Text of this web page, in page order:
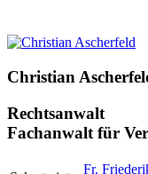
Christian
Rechtsanwalt
Fachanwalt für
Fr.